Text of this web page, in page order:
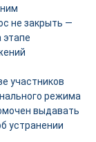
не закрыть —
участников
режима
выдавать
устранении